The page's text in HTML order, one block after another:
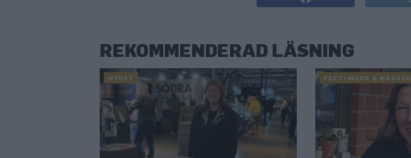
REKOMMENDERAD LÄSNING
NYHET FESTIVALER & MÄSSOR